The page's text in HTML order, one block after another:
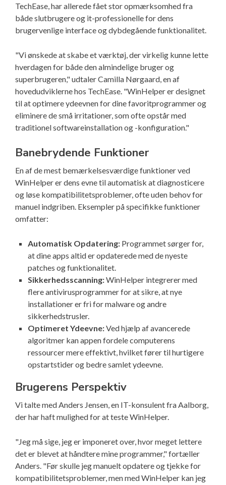
TechEase, har allerede fået stor opmærksomhed fra
både slutbrugere og it-professionelle for dens
brugervenlige interface og dybdegående funktionalitet.
"Vi ønskede at skabe et værktøj, der virkelig kunne lette
hverdagen for både den almindelige bruger og
superbrugeren," udtaler Camilla Nørgaard, en af
hovedudviklerne hos TechEase. "WinHelper er designet
til at optimere ydeevnen for dine favoritprogrammer og
eliminere de små irritationer, som ofte opstår med
traditionel softwareinstallation og -konfiguration."
Banebrydende Funktioner
En af de mest bemærkelsesværdige funktioner ved
WinHelper er dens evne til automatisk at diagnosticere
og løse kompatibilitetsproblemer, ofte uden behov for
manuel indgriben. Eksempler på specifikke funktioner
omfatter:
Automatisk Opdatering: Programmet sørger for,
at dine apps altid er opdaterede med de nyeste
patches og funktionalitet.
Sikkerhedsscanning:WinHelper integrerer med
flere antivirusprogrammer for at sikre, at nye
installationer er fri for malware og andre
sikkerhedstrusler.
Optimeret Ydeevne:Ved hjælp af avancerede
algoritmer kan appen fordele computerens
ressourcer mere effektivt, hvilket fører til hurtigere
opstartstider og bedre samlet ydeevne.
Brugerens Perspektiv
Vi talte med Anders Jensen, en IT-konsulent fra Aalborg,
der har haft mulighed for at teste WinHelper.
"Jeg må sige, jeg er imponeret over, hvor meget lettere
det er blevet at håndtere mine programmer," fortæller
Anders. "Før skulle jeg manuelt opdatere og tjekke for
kompatibilitetsproblemer, men med WinHelper kan jeg